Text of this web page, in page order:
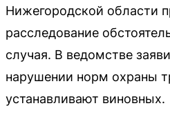
Нижегородской области
расследование
случая. В ведомстве
нарушении норм охраны
устанавливают виновных.